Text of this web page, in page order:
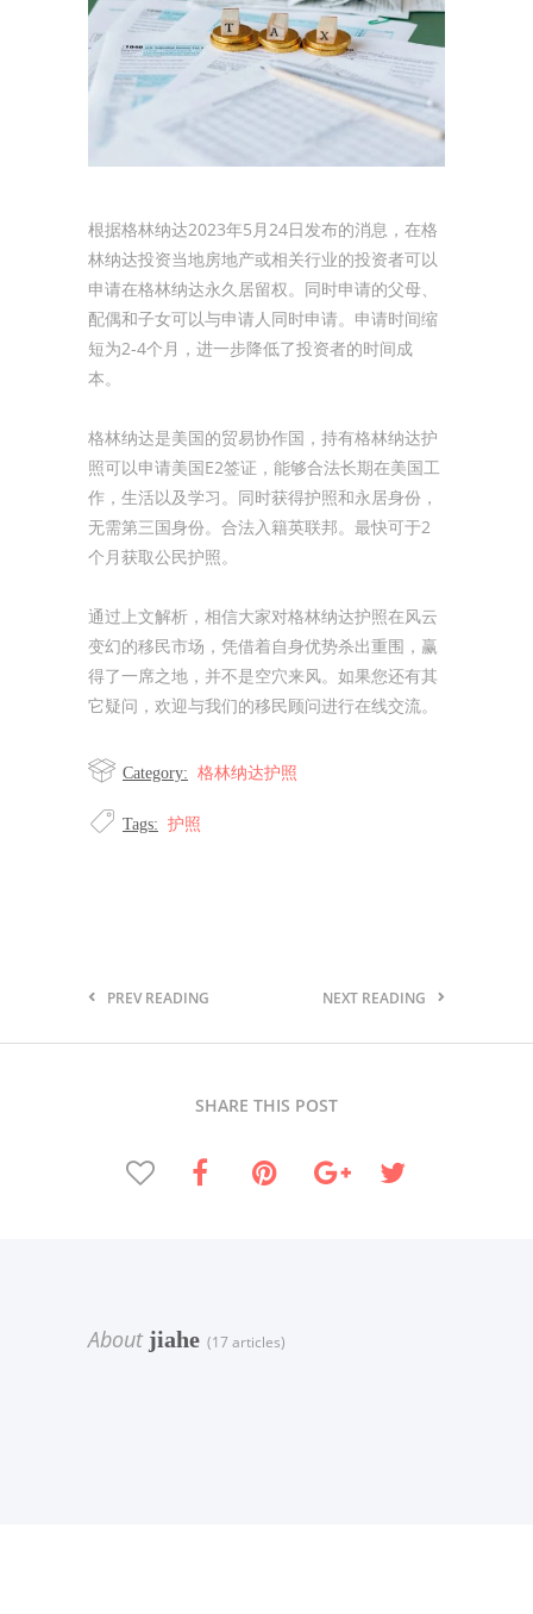
根据格林纳达2023年5月24日发布的消息，在格
林纳达投资当地房地产或相关行业的投资者可以
申请在格林纳达永久居留权。同时申请的父母、
配偶和子女可以与申请人同时申请。申请时间缩
短为2-4个月，进一步降低了投资者的时间成
本。
格林纳达是美国的贸易协作国，持有格林纳达护
照可以申请美国E2签证，能够合法长期在美国工
作，生活以及学习。同时获得护照和永居身份，
无需第三国身份。合法入籍英联邦。最快可于2
个月获取公民护照。
通过上文解析，相信大家对格林纳达护照在风云
变幻的移民市场，凭借着自身优势杀出重围，赢
得了一席之地，并不是空穴来风。如果您还有其
它疑问，欢迎与我们的移民顾问进行在线交流。
Category: 格林纳达护照
Tags: 护照
PREV READING NEXT READING
SHARE THIS POST
Aboutjiahe (17 articles)